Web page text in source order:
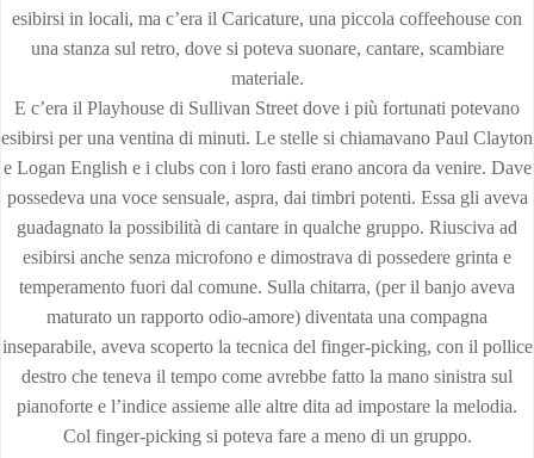
esibirsi in locali, ma c’era il Caricature, una piccola coffeehouse con
una stanza sul retro, dove si poteva suonare, cantare, scambiare
materiale.
E c’era il Playhouse di Sullivan Street dove i più fortunati potevano
esibirsi per una ventina di minuti. Le stelle si chiamavano Paul Clayton
e Logan English e i clubs con i loro fasti erano ancora da venire. Dave
possedeva una voce sensuale, aspra, dai timbri potenti. Essa gli aveva
guadagnato la possibilità di cantare in qualche gruppo. Riusciva ad
esibirsi anche senza microfono e dimostrava di possedere grinta e
temperamento fuori dal comune. Sulla chitarra, (per il banjo aveva
maturato un rapporto odio-amore) diventata una compagna
inseparabile, aveva scoperto la tecnica del finger-picking, con il pollice
destro che teneva il tempo come avrebbe fatto la mano sinistra sul
pianoforte e l’indice assieme alle altre dita ad impostare la melodia.
Col finger-picking si poteva fare a meno di un gruppo.